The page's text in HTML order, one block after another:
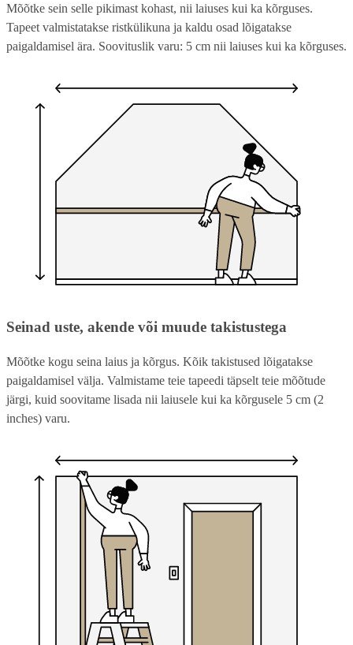
Mõõtke sein selle pikimast kohast, nii laiuses kui ka kõrguses.
Tapeet valmistatakse ristkülikuna ja kaldu osad lõigatakse
paigaldamisel ära. Soovituslik varu: 5 cm nii laiuses kui ka kõrguses.
Seinad uste, akende või muude takistustega
Mõõtke kogu seina laius ja kõrgus. Kõik takistused lõigatakse
paigaldamisel välja. Valmistame teie tapeedi täpselt teie mõõtude
järgi, kuid soovitame lisada nii laiusele kui ka kõrgusele 5 cm (2
inches) varu.